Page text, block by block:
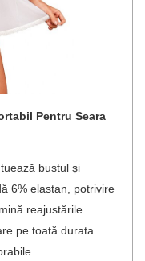
Pentru Seara
bustul și
6% elastan, potrivire
reajustările
pe toată durata